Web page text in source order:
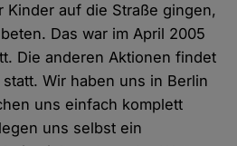
auf die Straße gingen,
Das war im April 2005
Die anderen Aktionen findet
Wir haben uns in Berlin
uns einfach komplett
uns selbst ein